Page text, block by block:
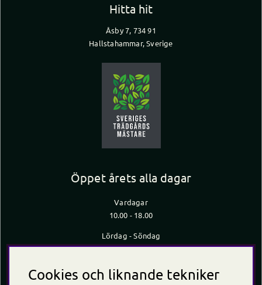
Hitta hit
Åsby 7, 734 91
Hallstahammar, Sverige
Öppet årets alla dagar
Vardagar
10.00 - 18.00
Lördag - Söndag
10.00 - 16.00
*Caféet stänger 30 min innan butiken stänger
Cookies och liknande tekniker